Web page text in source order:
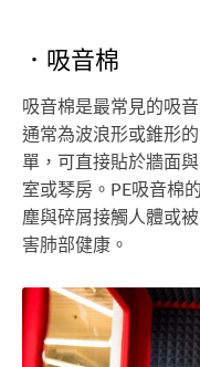
．吸音棉
吸音棉是最常見的吸
通常為波浪形或錐形
單，可直接貼於牆面
室或琴房。PE吸音棉
塵與碎屑接觸人體或
害肺部健康。